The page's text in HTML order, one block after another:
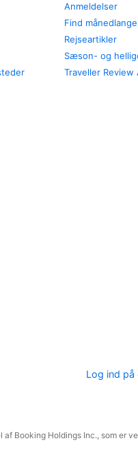
Anmeldelser
Find
Rejseartikler
Sæson- og
Traveller Review
Log ind på
af Booking Holdings Inc., som er